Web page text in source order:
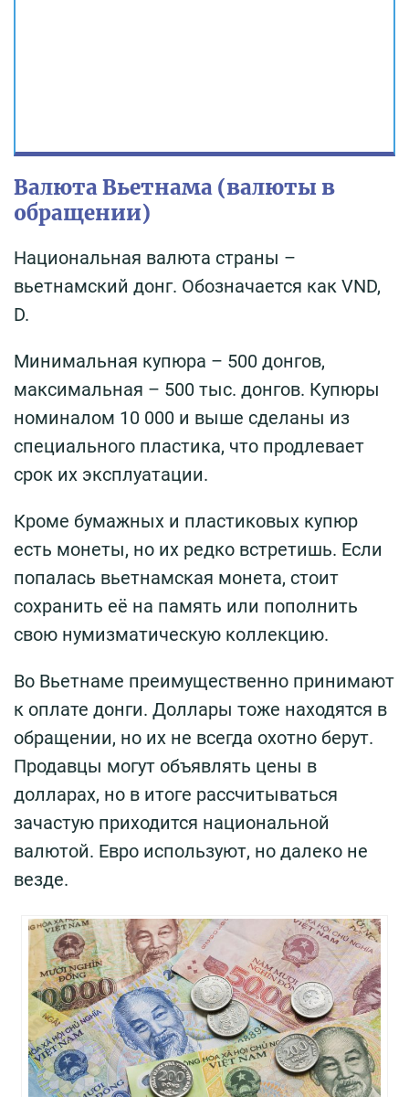
Валюта Вьетнама (валюты в
обращении)
Национальная валюта страны –
вьетнамский донг. Обозначается как VND,
D.
Минимальная купюра – 500 донгов,
максимальная – 500 тыс. донгов. Купюры
номиналом 10 000 и выше сделаны из
специального пластика, что продлевает
срок их эксплуатации.
Кроме бумажных и пластиковых купюр
есть монеты, но их редко встретишь. Если
попалась вьетнамская монета, стоит
сохранить её на память или пополнить
свою нумизматическую коллекцию.
Во Вьетнаме преимущественно принимают
к оплате донги. Доллары тоже находятся в
обращении, но их не всегда охотно берут.
Продавцы могут объявлять цены в
долларах, но в итоге рассчитываться
зачастую приходится национальной
валютой. Евро используют, но далеко не
везде.